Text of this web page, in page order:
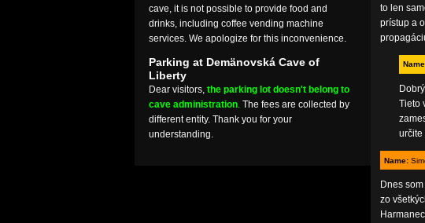
to len
prístup a
Tieto
určite
Name:
Dnes
zo
cave, it is not possible to provide food and
drinks, including coffee vending machine
services. We apologize for this inconvenience.
Parking at Demänovská Cave of
Liberty
Dear visitors, the parking lot doesn't belong to
cave administration. The fees are collected by
different entity. Thank you for your
understanding.